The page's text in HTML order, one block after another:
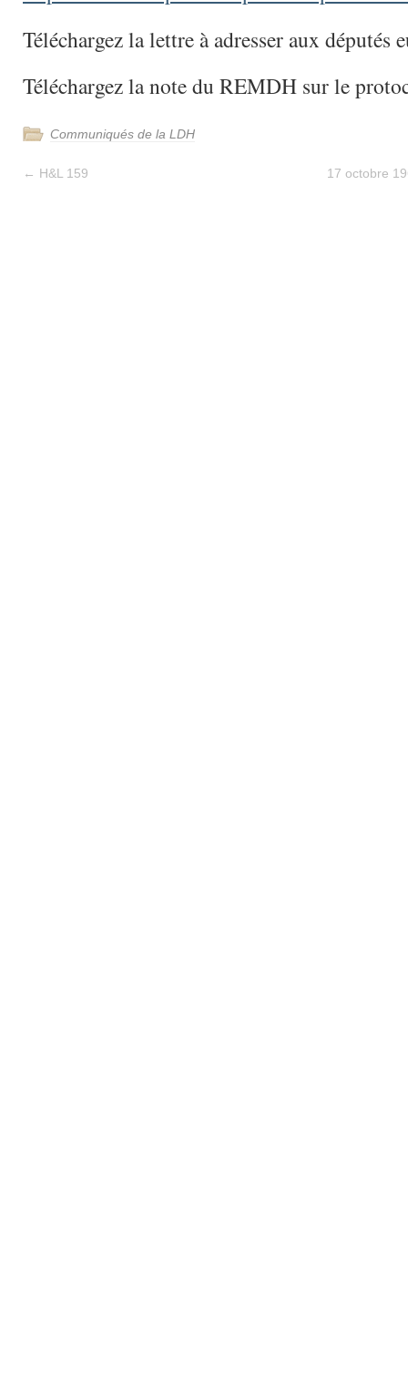
Téléchargez la lettre à adresser aux députés
Téléchargez la note du REMDH sur le
Communiqués de la LDH
← H&L 159 17 octobre